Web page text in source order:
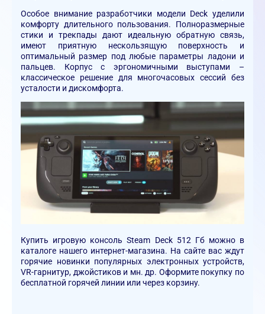
Особое внимание разработчики модели Deck уделили
комфорту длительного пользования. Полноразмерные
стики и трекпады дают идеальную обратную связь,
имеют приятную нескользящую поверхность и
оптимальный размер под любые параметры ладони и
пальцев. Корпус с эргономичными выступами –
классическое решение для многочасовых сессий без
усталости и дискомфорта.
Купить игровую консоль Steam Deck 512 Гб можно в
каталоге нашего интернет-магазина. На сайте вас ждут
горячие новинки популярных электронных устройств,
VR-гарнитур, джойстиков и мн. др. Оформите покупку по
бесплатной горячей линии или через корзину.